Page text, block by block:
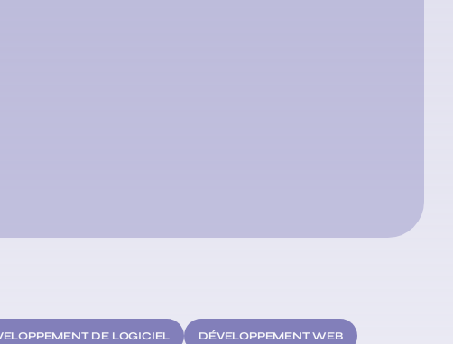
DE LOGICIEL DÉVELOPPEMENT WEB